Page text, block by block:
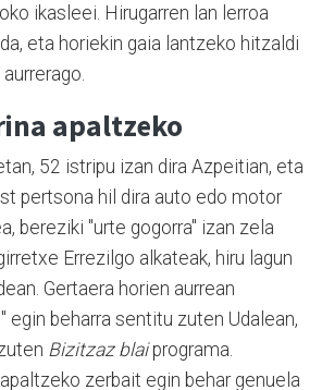
ikasleei. Hirugarren lan lerroa
eta horiekin gaia lantzeko hitzaldi
apaltzeko
52 istripu izan dira Azpeitian, eta
pertsona hil dira auto edo motor
bereziki "urte gogorra" izan zela
Errezilgo alkateak, hiru lagun
Gertaera horien aurrean
egin beharra sentitu zuten Udalean,
Bizitzaz blaiprograma.
zerbait egin behar genuela